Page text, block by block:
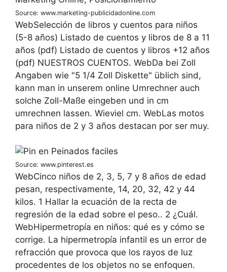
Source: www.marketing-publicidadonline.com
WebSelección de libros y cuentos para niños
(5-8 años) Listado de cuentos y libros de 8 a 11
años (pdf) Listado de cuentos y libros +12 años
(pdf) NUESTROS CUENTOS. WebDa bei Zoll
Angaben wie "5 1/4 Zoll Diskette" üblich sind,
kann man in unserem online Umrechner auch
solche Zoll-Maße eingeben und in cm
umrechnen lassen. Wieviel cm. WebLas motos
para niños de 2 y 3 años destacan por ser muy.
Source: www.pinterest.es
WebCinco niños de 2, 3, 5, 7 y 8 años de edad
pesan, respectivamente, 14, 20, 32, 42 y 44
kilos. 1 Hallar la ecuación de la recta de
regresión de la edad sobre el peso.. 2 ¿Cuál.
WebHipermetropía en niños: qué es y cómo se
corrige. La hipermetropía infantil es un error de
refracción que provoca que los rayos de luz
procedentes de los objetos no se enfoquen.